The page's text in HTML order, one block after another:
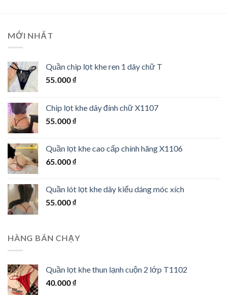
MỚI NHẤT
Quần chip lọt khe ren 1 dây chữ T
55.000 ₫
Chip lọt khe dây đính chữ X1107
55.000 ₫
Quần lọt khe cao cấp chính hãng X1106
65.000 ₫
Quần lót lọt khe dây kiểu dáng móc xích
55.000 ₫
HÀNG BÁN CHẠY
Quần lọt khe thun lạnh cuộn 2 lớp T1102
40.000 ₫